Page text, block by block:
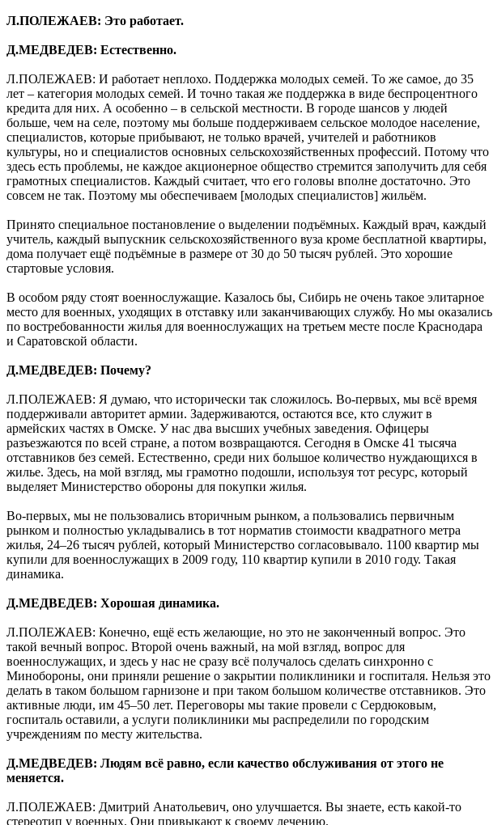
Л.ПОЛЕЖАЕВ: Это работает.
Д.МЕДВЕДЕВ: Естественно.
Л.ПОЛЕЖАЕВ: И работает неплохо. Поддержка молодых семей. То же самое, до 35
лет – категория молодых семей. И точно такая же поддержка в виде беспроцентного
кредита для них. А особенно – в сельской местности. В городе шансов у людей
больше, чем на селе, поэтому мы больше поддерживаем сельское молодое население,
специалистов, которые прибывают, не только врачей, учителей и работников
культуры, но и специалистов основных сельскохозяйственных профессий. Потому что
здесь есть проблемы, не каждое акционерное общество стремится заполучить для себя
грамотных специалистов. Каждый считает, что его головы вполне достаточно. Это
совсем не так. Поэтому мы обеспечиваем [молодых специалистов] жильём.
Принято специальное постановление о выделении подъёмных. Каждый врач, каждый
учитель, каждый выпускник сельскохозяйственного вуза кроме бесплатной квартиры,
дома получает ещё подъёмные в размере от 30 до 50 тысяч рублей. Это хорошие
стартовые условия.
В особом ряду стоят военнослужащие. Казалось бы, Сибирь не очень такое элитарное
место для военных, уходящих в отставку или заканчивающих службу. Но мы оказались
по востребованности жилья для военнослужащих на третьем месте после Краснодара
и Саратовской области.
Д.МЕДВЕДЕВ: Почему?
Л.ПОЛЕЖАЕВ: Я думаю, что исторически так сложилось. Во-первых, мы всё время
поддерживали авторитет армии. Задерживаются, остаются все, кто служит в
армейских частях в Омске. У нас два высших учебных заведения. Офицеры
разъезжаются по всей стране, а потом возвращаются. Сегодня в Омске 41 тысяча
отставников без семей. Естественно, среди них большое количество нуждающихся в
жилье. Здесь, на мой взгляд, мы грамотно подошли, используя тот ресурс, который
выделяет Министерство обороны для покупки жилья.
Во-первых, мы не пользовались вторичным рынком, а пользовались первичным
рынком и полностью укладывались в тот норматив стоимости квадратного метра
жилья, 24–26 тысяч рублей, который Министерство согласовывало. 1100 квартир мы
купили для военнослужащих в 2009 году, 110 квартир купили в 2010 году. Такая
динамика.
Д.МЕДВЕДЕВ: Хорошая динамика.
Л.ПОЛЕЖАЕВ: Конечно, ещё есть желающие, но это не законченный вопрос. Это
такой вечный вопрос. Второй очень важный, на мой взгляд, вопрос для
военнослужащих, и здесь у нас не сразу всё получалось сделать синхронно с
Минобороны, они приняли решение о закрытии поликлиники и госпиталя. Нельзя это
делать в таком большом гарнизоне и при таком большом количестве отставников. Это
активные люди, им 45–50 лет. Переговоры мы такие провели с Сердюковым,
госпиталь оставили, а услуги поликлиники мы распределили по городским
учреждениям по месту жительства.
Д.МЕДВЕДЕВ: Людям всё равно, если качество обслуживания от этого не
меняется.
Л.ПОЛЕЖАЕВ: Дмитрий Анатольевич, оно улучшается. Вы знаете, есть какой-то
стереотип у военных. Они привыкают к своему лечению.